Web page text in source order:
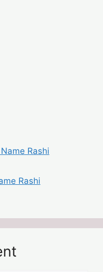
Name Rashi
Rashi